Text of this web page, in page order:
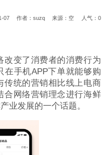
07 作者：suzq 来源：空 人气： 0
改变了消费者的消费行为
在手机APP下单就能够购
传统的营销相比线上电商
合网络营销理念进行海鲜
业发展的一个话题。